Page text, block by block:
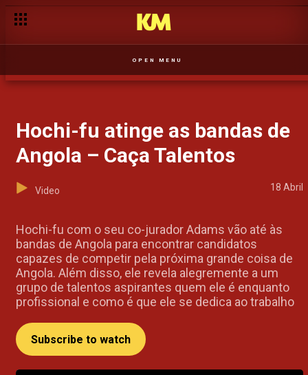
OPEN MENU
Hochi-fu atinge as bandas de
Angola – Caça Talentos
Video 18 Abril
Hochi-fu com o seu co-jurador Adams vão até às
bandas de Angola para encontrar candidatos
capazes de competir pela próxima grande coisa de
Angola. Além disso, ele revela alegremente a um
grupo de talentos aspirantes quem ele é enquanto
profissional e como é que ele se dedica ao trabalho
Subscribe to watch
O Rio: Onde as Águas do Drama e da Emoção Convergem – O